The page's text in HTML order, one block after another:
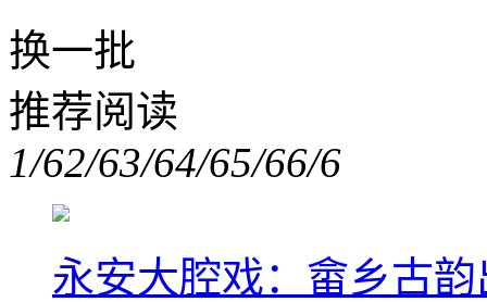
换一批
推荐阅读
1/62/63/64/65/66/6
永安大腔戏：畲乡古